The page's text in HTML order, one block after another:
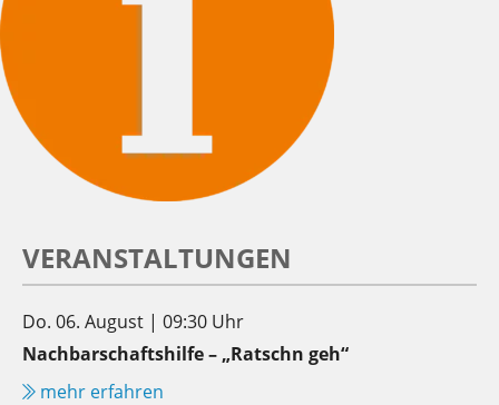
VERANSTALTUNGEN
Do. 06. August | 09:30 Uhr
Nachbarschaftshilfe – „Ratschn geh“
mehr erfahren